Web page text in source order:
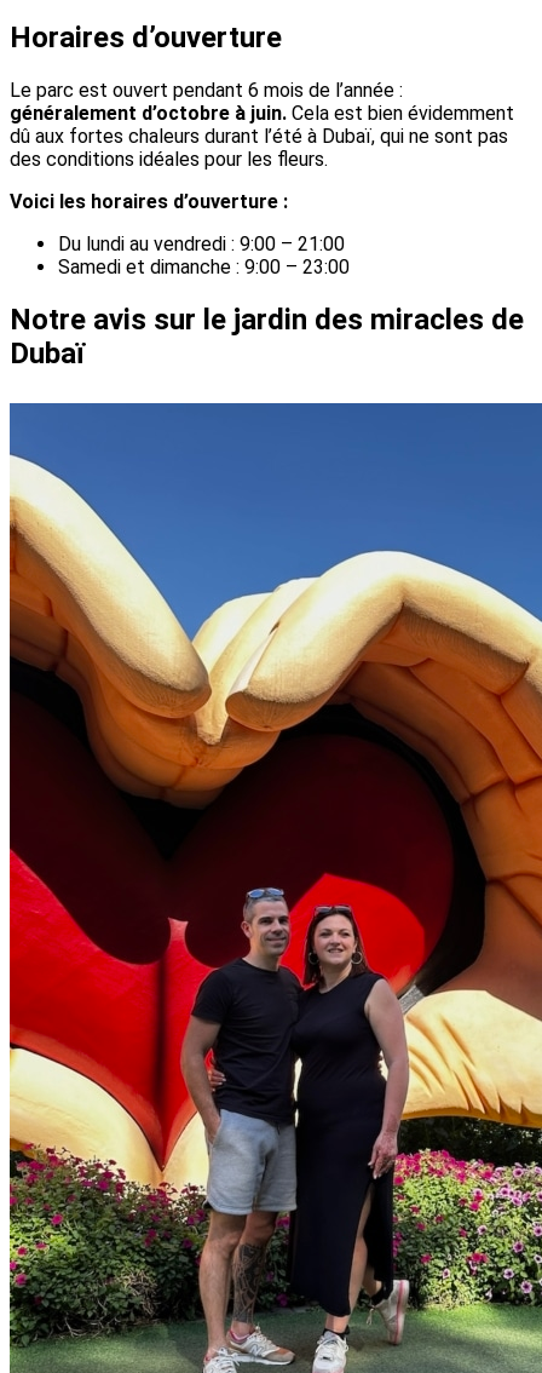
Horaires d’ouverture
Le parc est ouvert pendant 6 mois de l’année :
généralement d’octobre à juin. Cela est bien évidemment
dû aux fortes chaleurs durant l’été à Dubaï, qui ne sont pas
des conditions idéales pour les fleurs.
Voici les horaires d’ouverture :
Du lundi au vendredi : 9:00 – 21:00
Samedi et dimanche : 9:00 – 23:00
Notre avis sur le jardin des miracles de
Dubaï